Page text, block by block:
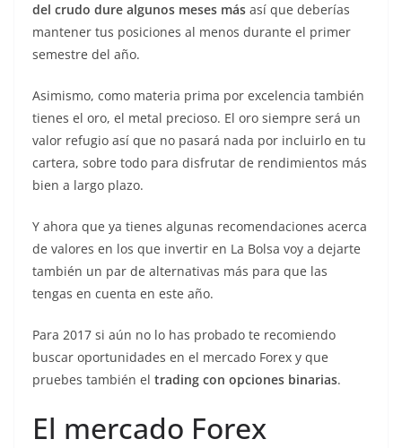
del crudo dure algunos meses más así que deberías
mantener tus posiciones al menos durante el primer
semestre del año.
Asimismo, como materia prima por excelencia también
tienes el oro, el metal precioso. El oro siempre será un
valor refugio así que no pasará nada por incluirlo en tu
cartera, sobre todo para disfrutar de rendimientos más
bien a largo plazo.
Y ahora que ya tienes algunas recomendaciones acerca
de valores en los que invertir en La Bolsa voy a dejarte
también un par de alternativas más para que las
tengas en cuenta en este año.
Para 2017 si aún no lo has probado te recomiendo
buscar oportunidades en el mercado Forex y que
pruebes también el trading con opciones binarias.
El mercado Forex